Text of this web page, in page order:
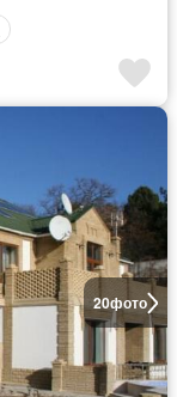
20фото